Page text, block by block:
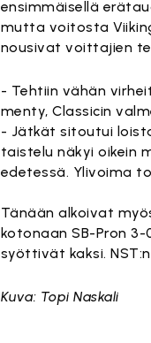
ensimmäisellä
mutta voitosta
nousivat voittajien
- Tehtiin vähän
menty, Classicin
- Jätkät sitoutui
taistelu näkyi oikein
edetessä. Ylivoima
Tänään alkoivat
kotonaan SB-Pron 3-
syöttivät kaksi.
Kuva: Topi Naskali